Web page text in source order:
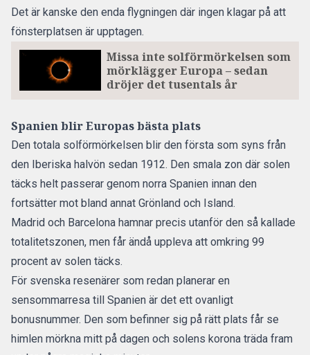
Det är kanske den enda flygningen där ingen klagar på att
fönsterplatsen är upptagen.
Missa inte solförmörkelsen som
mörklägger Europa – sedan
dröjer det tusentals år
Spanien blir Europas bästa plats
Den totala solförmörkelsen blir den första som syns från
den Iberiska halvön sedan 1912. Den smala zon där solen
täcks helt passerar genom norra Spanien innan den
fortsätter mot bland annat Grönland och Island.
Madrid och Barcelona hamnar precis utanför den så kallade
totalitetszonen, men får ändå uppleva att omkring 99
procent av solen täcks.
För svenska resenärer som redan planerar en
sensommarresa till Spanien är det ett ovanligt
bonusnummer. Den som befinner sig på rätt plats får se
himlen mörkna mitt på dagen och solens korona träda fram